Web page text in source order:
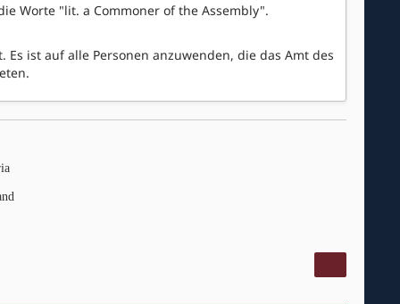
Worte "lit. a Commoner of the Assembly".
ist auf alle Personen anzuwenden, die das Amt des